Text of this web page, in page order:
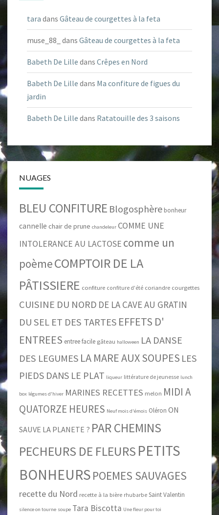
tara dans Gâteau de courgettes à la feta
muse_88_ dans Gâteau de courgettes à la feta
Babeth De Lille dans Crêpes en Nord
Babeth De Lille dans Ma confiture de figues du
jardin
Babeth De Lille dans Ratatouille des 3 saisons
NUAGES
BLEU CONFITURE Blogosphère bonheur
cannelle chair de prune chandeleur COMME UNE
INTOLERANCE AU LACTOSE comme un
poèmeCOMPTOIR DE LA
PÂTISSIERE confiture confiture d'été coriandre courgettes
CUISINE DU NORD DE LA CAVE AU GRATIN
DU SEL ET DES TARTES EFFETS D'
ENTREES entree facile gâteau halloween LA DANSE
DES LEGUMES LA MARE AUX SOUPES LES
PIEDS DANS LE PLAT liqueur littérature de jeunesse lunch
box légumes d'hiver MARINES RECETTES melon MIDI A
QUATORZE HEURES Neuf mois d'émois Oléron ON
SAUVE LA PLANETE ? PAR CHEMINS
PECHEURS DE FLEURS PETITS
BONHEURS POEMES SAUVAGES
recette du Nord recette à la bière rhubarbe Saint Valentin
silence on tourne soupe Tara Biscotta Une fleur pour toi